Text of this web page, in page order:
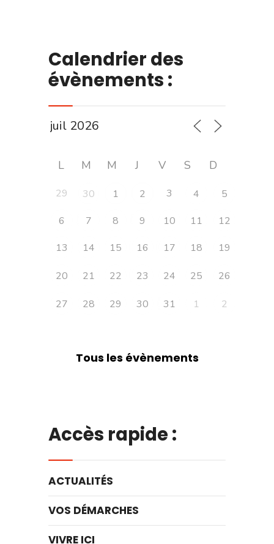
Calendrier des
évènements :
L M M J V S D
29 30 1 2 3 4
5
6
7 8 9 10 11
12
13
14 15 16 17 18 19
20 21 22 23 24 25 26
27 28 29 30 31 1 2
Tous les évènements
Accès rapide :
ACTUALITÉS
VOS DÉMARCHES
VIVRE ICI